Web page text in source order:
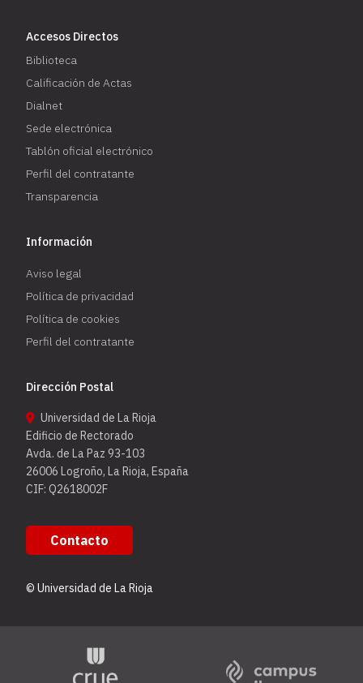
Accesos Directos
Biblioteca
Calificación de Actas
Dialnet
Sede electrónica
Tablón oficial electrónico
Perfil del contratante
Transparencia
Información
Aviso legal
Política de privacidad
Política de cookies
Perfil del contratante
Dirección Postal
Universidad de La Rioja
Edificio de Rectorado
Avda. de La Paz 93-103
26006 Logroño, La Rioja, España
CIF: Q2618002F
Contacto
© Universidad de La Rioja